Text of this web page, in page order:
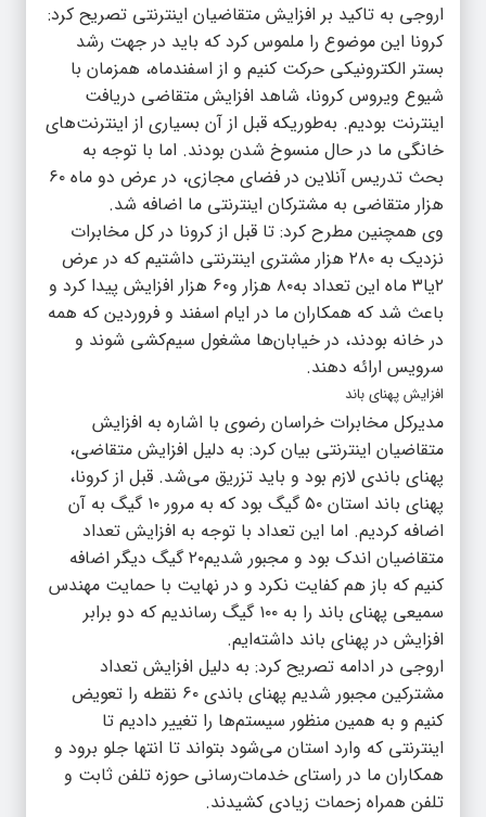
اروجی به تاکید بر افزایش متقاضیان اینترنتی تصریح کرد:
کرونا این موضوع را ملموس کرد که باید در جهت رشد
بستر الکترونیکی حرکت کنیم و از اسفندماه، همزمان با
شیوع ویروس کرونا، شاهد افزایش متقاضی دریافت
اینترنت بودیم. به‌طوریکه قبل از آن بسیاری از اینترنت‌های
خانگی ما در حال منسوخ شدن بودند. اما با توجه به
بحث تدریس آنلاین در فضای مجازی، در عرض دو ماه ۶۰
هزار متقاضی به مشترکان اینترنتی ما اضافه شد.
وی همچنین مطرح کرد: تا قبل از کرونا در کل مخابرات
نزدیک به ۲۸۰ هزار مشتری اینترنتی داشتیم که در عرض
۲یا۳ ماه این تعداد به۸۰ هزار و۶۰ هزار افزایش پیدا کرد و
باعث شد که همکاران ما در ایام اسفند و فروردین که همه
در خانه بودند، در خیابان‌ها مشغول سیم‌کشی شوند و
سرویس ارائه دهند.
افزایش پهنای باند
مدیرکل مخابرات خراسان رضوی با اشاره به افزایش
متقاضیان اینترنتی بیان کرد: به دلیل افزایش متقاضی،
پهنای باندی لازم بود و باید تزریق می‌شد. قبل از کرونا،
پهنای باند استان ۵۰ گیگ بود که به مرور ۱۰ گیگ به آن
اضافه کردیم. اما این تعداد با توجه به افزایش تعداد
متقاضیان اندک بود و مجبور شدیم۲۰ گیگ دیگر اضافه
کنیم که باز هم کفایت نکرد و در نهایت با حمایت مهندس
سمیعی پهنای باند را به ۱۰۰ گیگ رساندیم که دو برابر
افزایش در پهنای باند داشته‌ایم.
اروجی در ادامه تصریح کرد: به دلیل افزایش تعداد
مشترکین مجبور شدیم پهنای باندی ۶۰ نقطه را تعویض
کنیم و به همین منظور سیستم‌ها را تغییر دادیم تا
اینترنتی که وارد استان می‌شود بتواند تا انتها جلو برود و
همکاران ما در راستای خدمات‌رسانی حوزه تلفن ثابت و
تلفن همراه زحمات زیادی کشیدند.